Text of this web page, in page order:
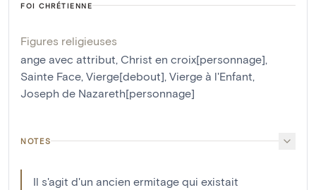
FOI CHRÉTIENNE
Figures religieuses
ange avec attribut, Christ en croix[personnage],
Sainte Face, Vierge[debout], Vierge à l'Enfant,
Joseph de Nazareth[personnage]
NOTES
Il s'agit d'un ancien ermitage qui existait